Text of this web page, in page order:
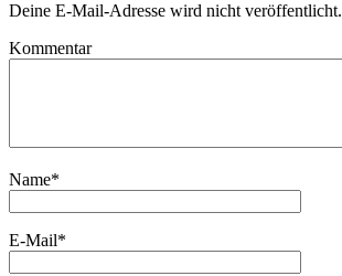
Deine E-Mail-Adresse wird nicht veröffentlicht.
Kommentar
Name*
E-Mail*